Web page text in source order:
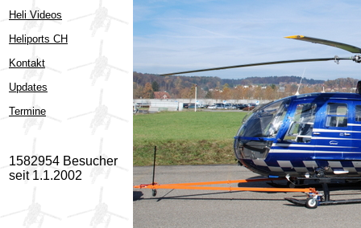
Heli Videos
Heliports CH
Kontakt
Updates
Termine
1582954 Besucher
seit 1.1.2002